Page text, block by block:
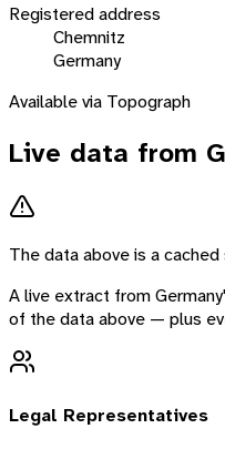
Registered address
Chemnitz
Germany
Available via Topograph
Live data from
The data above is a
A live extract fromGermany
of the data above — plus
Legal Representatives